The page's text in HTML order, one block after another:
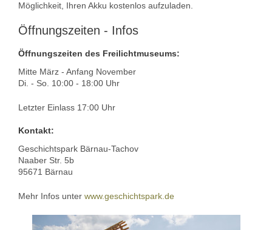
Möglichkeit, Ihren Akku kostenlos aufzuladen.
Öffnungszeiten - Infos
Öffnungszeiten des Freilichtmuseums:
Mitte März - Anfang November
Di. - So. 10:00 - 18:00 Uhr
Letzter Einlass 17:00 Uhr
Kontakt:
Geschichtspark Bärnau-Tachov
Naaber Str. 5b
95671 Bärnau
Mehr Infos unter www.geschichtspark.de